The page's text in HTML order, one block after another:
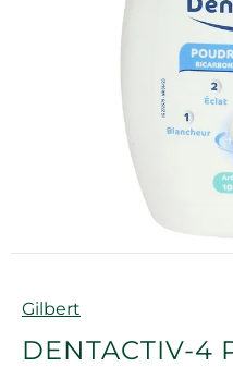
Marque
Gilbert
DENTACTIV-4